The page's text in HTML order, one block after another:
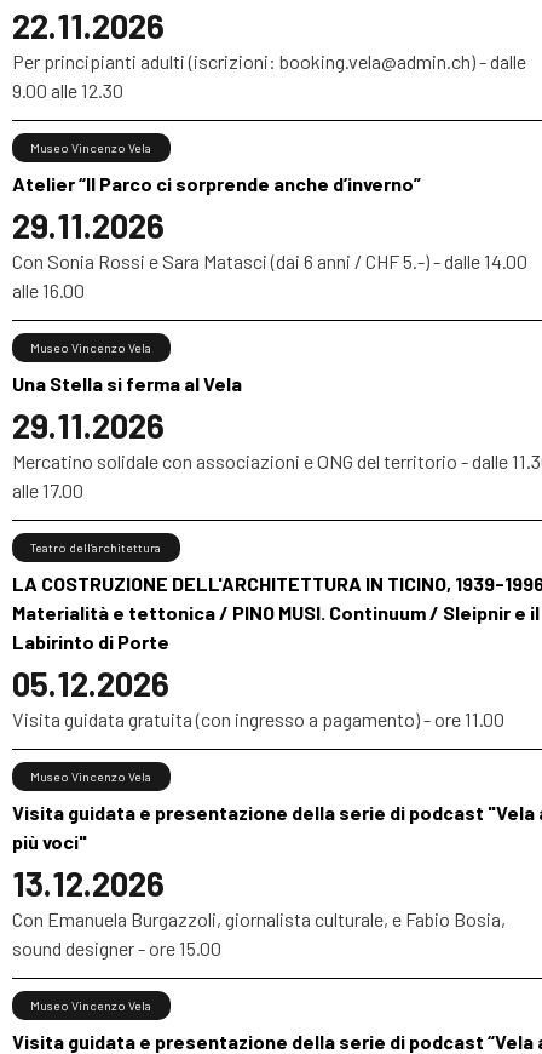
22.11.2026
Per principianti adulti (iscrizioni: booking.vela@admin.ch) - dalle
9.00 alle 12.30
Atelier “Il Parco ci sorprende anche d’inverno”
29.11.2026
Museo Vincenzo Vela
Con Sonia Rossi e Sara Matasci (dai 6 anni / CHF 5.-) - dalle 14.00
alle 16.00
Una Stella si ferma al Vela
29.11.2026
Museo Vincenzo Vela
Mercatino solidale con associazioni e ONG del territorio - dalle
alle 17.00
LA COSTRUZIONE DELL'ARCHITETTURA IN TICINO, 1939-
Materialità e tettonica / PINO MUSI. Continuum / Sleipnir e il
Labirinto di Porte
05.12.2026
Teatro dell’architettura
Visita guidata gratuita (con ingresso a pagamento) - ore 11.00
Visita guidata e presentazione della serie di podcast "Vela
più voci"
13.12.2026
Museo Vincenzo Vela
Con Emanuela Burgazzoli, giornalista culturale, e Fabio Bosia,
sound designer - ore 15.00
Visita guidata e presentazione della serie di podcast “Vela
Museo Vincenzo Vela